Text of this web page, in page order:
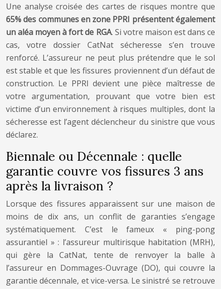
Une analyse croisée des cartes de risques montre que
65% des communes en zone PPRI présentent également
un aléa moyen à fort de RGA. Si votre maison est dans ce
cas, votre dossier CatNat sécheresse s’en trouve
renforcé. L’assureur ne peut plus prétendre que le sol
est stable et que les fissures proviennent d’un défaut de
construction. Le PPRI devient une pièce maîtresse de
votre argumentation, prouvant que votre bien est
victime d’un environnement à risques multiples, dont la
sécheresse est l’agent déclencheur du sinistre que vous
déclarez.
Biennale ou Décennale : quelle
garantie couvre vos fissures 3 ans
après la livraison ?
Lorsque des fissures apparaissent sur une maison de
moins de dix ans, un conflit de garanties s’engage
systématiquement. C’est le fameux « ping-pong
assurantiel » : l’assureur multirisque habitation (MRH),
qui gère la CatNat, tente de renvoyer la balle à
l’assureur en Dommages-Ouvrage (DO), qui couvre la
garantie décennale, et vice-versa. Le sinistré se retrouve